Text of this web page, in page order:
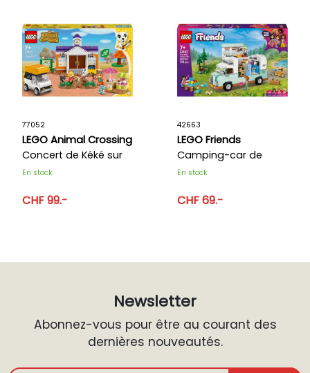
77052
LEGO Animal Crossing
Concert de Kéké sur
la place
En stock
CHF 99.-
42663
LEGO Friends
Camping-car de
l’amitié
En stock
CHF 69.-
Newsletter
Abonnez-vous pour être au courant des
dernières nouveautés.